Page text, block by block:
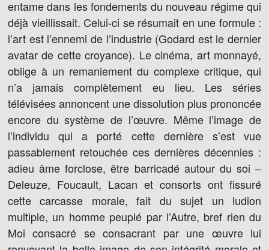
entame dans les fondements du nouveau régime qui
déjà vieillissait. Celui-ci se résumait en une formule :
l’art est l’ennemi de l’industrie (Godard est le dernier
avatar de cette croyance). Le cinéma, art monnayé,
oblige à un remaniement du complexe critique, qui
n’a jamais complètement eu lieu. Les séries
télévisées annoncent une dissolution plus prononcée
encore du système de l’œuvre. Même l’image de
l’individu qui a porté cette dernière s’est vue
passablement retouchée ces dernières décennies :
adieu âme forclose, être barricadé autour du soi –
Deleuze, Foucault, Lacan et consorts ont fissuré
cette carcasse morale, fait du sujet un ludion
multiple, un homme peuplé par l’Autre, bref rien du
Moi consacré se consacrant par une œuvre lui